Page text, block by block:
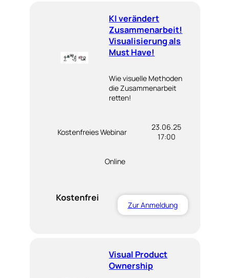
KI verändert
Zusammenarbeit!
Visualisierung als
Must Have!
Wie visuelle Methoden
die Zusammenarbeit
retten!
Kostenfreies Webinar
23.06.25
17:00
Online
Kostenfrei
Zur Anmeldung
Visual Product
Ownership